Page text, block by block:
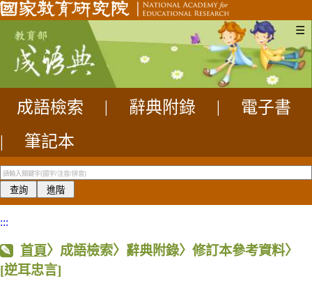
☰
成語檢索 辭典附錄
電子書
|
筆記本
:::
首頁〉成語檢索〉辭典附錄〉修訂本參考資料〉
[逆耳忠言]